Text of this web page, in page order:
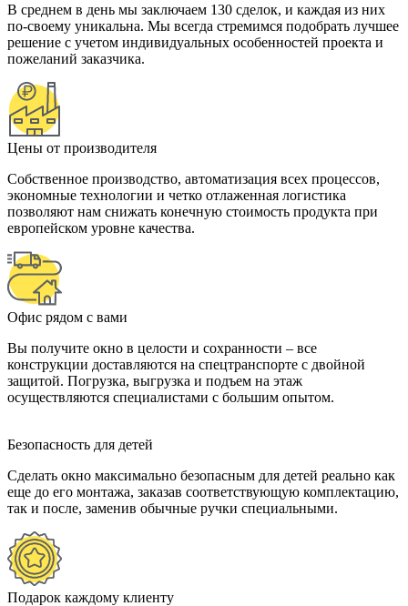
В среднем в день мы заключаем 130 сделок, и каждая из них
по-своему уникальна. Мы всегда стремимся подобрать лучшее
решение с учетом индивидуальных особенностей проекта и
пожеланий заказчика.
Цены от производителя
Собственное производство, автоматизация всех процессов,
экономные технологии и четко отлаженная логистика
позволяют нам снижать конечную стоимость продукта при
европейском уровне качества.
Офис рядом с вами
Вы получите окно в целости и сохранности – все
конструкции доставляются на спецтранспорте с двойной
защитой. Погрузка, выгрузка и подъем на этаж
осуществляются специалистами с большим опытом.
Безопасность для детей
Сделать окно максимально безопасным для детей реально как
еще до его монтажа, заказав соответствующую комплектацию,
так и после, заменив обычные ручки специальными.
Подарок каждому клиенту